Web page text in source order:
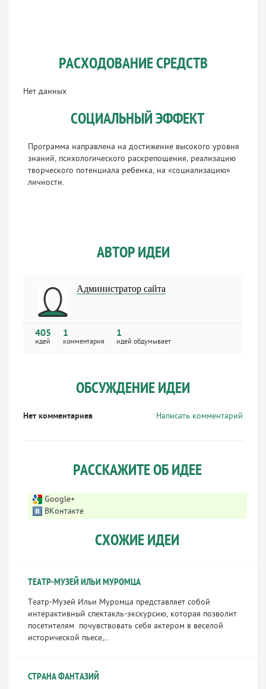
РАСХОДОВАНИЕ СРЕДСТВ
Нет данных
СОЦИАЛЬНЫЙ ЭФФЕКТ
Программа направлена на достижение высокого уровня
знаний, психологического раскрепощения, реализацию
творческого потенциала ребенка, на «социализацию»
личности.
АВТОР ИДЕИ
Администратор сайта
405
идей
1
комментария
1
идей обдумывает
ОБСУЖДЕНИЕ ИДЕИ
Написать комментарий
Нет комментариев
РАССКАЖИТЕ ОБ ИДЕЕ
Google+
ВКонтакте
СХОЖИЕ ИДЕИ
ТЕАТР-МУЗЕЙ ИЛЬИ МУРОМЦА
Театр-Музей Ильи Муромца представляет собой
интерактивный спектакль-экскурсию, которая позволит
посетителям почувствовать себя актером в веселой
исторической пьесе,...
СТРАНА ФАНТАЗИЙ